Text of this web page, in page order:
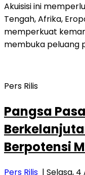
Akuisisi ini
Tengah, Afrika,
memperkuat
membuka peluang
Pers Rilis
Pangsa
Berpotensi
Pers Rilis | Selasa, 4